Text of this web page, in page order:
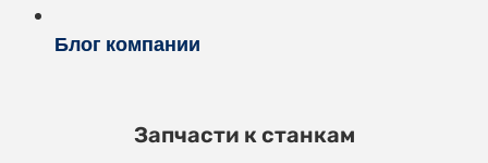
Блог компании
Запчасти к станкам